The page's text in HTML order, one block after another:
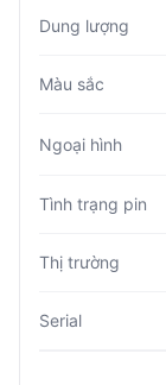
Dung lượng
Màu sắc
Ngoại hình
Tình trạng pin
Thị trường
Serial